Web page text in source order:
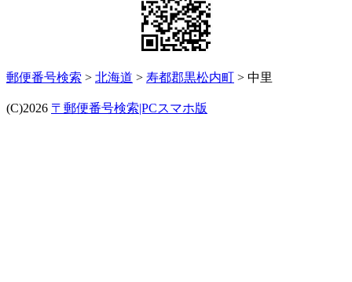
郵便番号検索 > 北海道 > 寿都郡黒松内町 > 中里
(C)2026 〒郵便番号検索|PCスマホ版